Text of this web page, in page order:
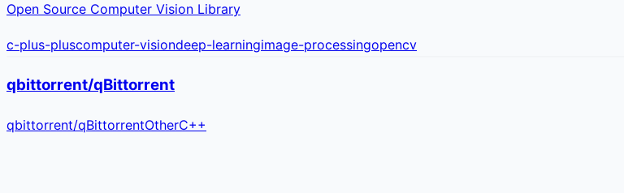
Open Source Computer Vision Library
c-plus-pluscomputer-visiondeep-learningimage-processingopencv
qbittorrent/qBittorrent
qbittorrent/qBittorrentOtherC++